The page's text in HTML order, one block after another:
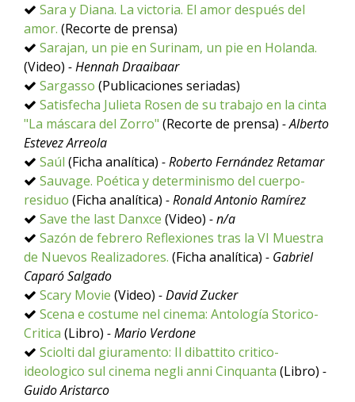
Sara y Diana. La victoria. El amor después del
amor. (Recorte de prensa)
Sarajan, un pie en Surinam, un pie en Holanda.
(Video) - Hennah Draaibaar
Sargasso (Publicaciones seriadas)
Satisfecha Julieta Rosen de su trabajo en la cinta
"La máscara del Zorro" (Recorte de prensa) - Alberto
Estevez Arreola
Saúl (Ficha analítica) - Roberto Fernández Retamar
Sauvage. Poética y determinismo del cuerpo-
residuo (Ficha analítica) - Ronald Antonio Ramírez
Save the last Danxce (Video) - n/a
Sazón de febrero Reflexiones tras la VI Muestra
de Nuevos Realizadores. (Ficha analítica) - Gabriel
Caparó Salgado
Scary Movie (Video) - David Zucker
Scena e costume nel cinema: Antología Storico-
Critica (Libro) - Mario Verdone
Sciolti dal giuramento: Il dibattito critico-
ideologico sul cinema negli anni Cinquanta (Libro) -
Guido Aristarco